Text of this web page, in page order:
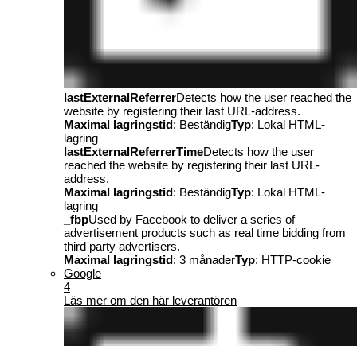
lastExternalReferrerDetects how the user reached the
website by registering their last URL-address.
Maximal lagringstid: BeständigTyp: Lokal HTML-
lagring
lastExternalReferrerTimeDetects how the user
reached the website by registering their last URL-
address.
Maximal lagringstid: BeständigTyp: Lokal HTML-
lagring
_fbpUsed by Facebook to deliver a series of
advertisement products such as real time bidding from
third party advertisers.
Maximal lagringstid: 3 månaderTyp: HTTP-cookie
Google
4
Läs mer om den här leverantören